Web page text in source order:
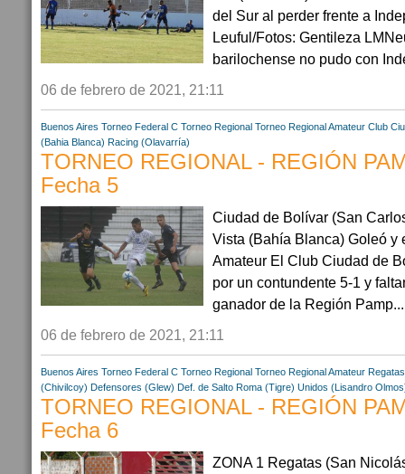
del Sur al perder frente a
Leuful/Fotos: Gentileza
barilochense no pudo con
06 de febrero de 2021, 21:11
Buenos Aires Torneo Federal C Torneo Regional Torneo Regional Amateur Club
(Bahia Blanca) Racing (Olavarría)
TORNEO REGIONAL - REGIÓN
Fecha 5
Ciudad de Bolívar (San
Vista (Bahía Blanca) Goleó y
Amateur El Club Ciudad de
por un contundente 5-1 y
ganador de la Región Pamp...
06 de febrero de 2021, 21:11
Buenos Aires Torneo Federal C Torneo Regional Torneo Regional Amateur
(Chivilcoy) Defensores (Glew) Def. de Salto Roma (Tigre) Unidos (Lisandro
TORNEO REGIONAL - REGIÓN
Fecha 6
ZONA 1 Regatas (San